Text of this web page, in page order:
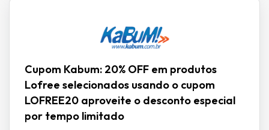
Cupom Kabum: 20% OFF em produtos
Lofree selecionados usando o cupom
LOFREE20 aproveite o desconto especial
por tempo limitado